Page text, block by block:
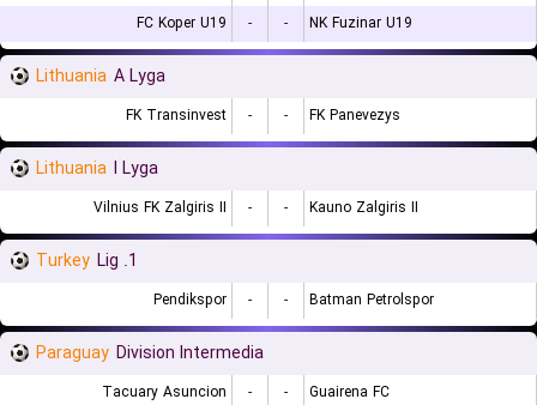
FC Koper U19
- - NK Fuzinar U19
Lithuania A Lyga
FK Transinvest - - FK Panevezys
Lithuania I Lyga
Vilnius FK Zalgiris II - - Kauno Zalgiris II
Turkey 1. Lig
Pendikspor - - Batman Petrolspor
Paraguay Division Intermedia
Tacuary Asuncion - - Guairena FC